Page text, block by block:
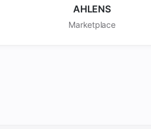
AHLENS
Marketplace